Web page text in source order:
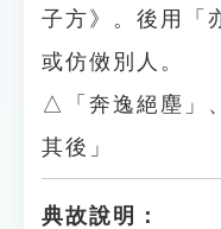
子方》。後用「
或仿傚別人。
△「奔逸絕塵」
其後」
典故說明：